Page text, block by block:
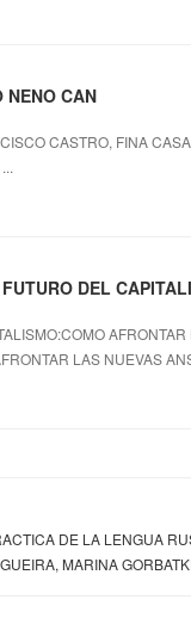
CAN
CASTRO, FINA
DEL
LAS NUEVAS
DE LA LENGUA
MARINA